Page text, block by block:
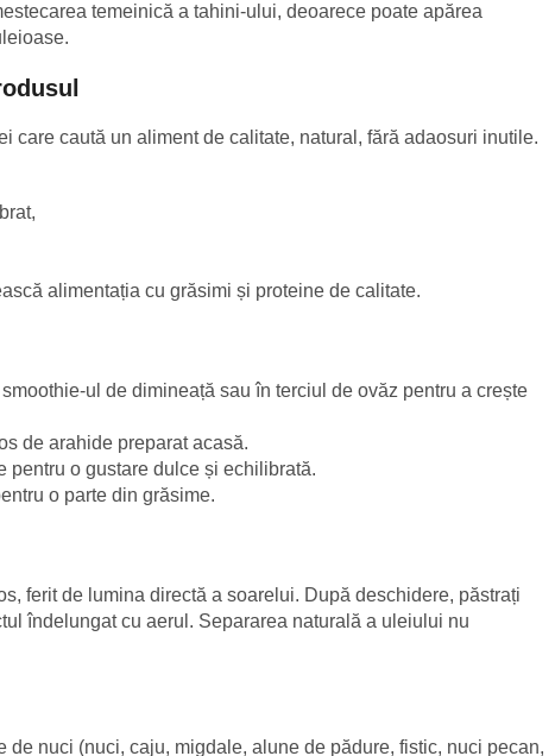
temeinică a tahini-ului, deoarece poate apărea
care caută un aliment de calitate, natural, fără adaosuri inutile.
alimentația cu grăsimi și proteine de calitate.
ul de dimineață sau în terciul de ovăz pentru a crește
de arahide preparat acasă.
pentru o gustare dulce și echilibrată.
o parte din grăsime.
ferit de lumina directă a soarelui. După deschidere, păstrați
îndelungat cu aerul. Separarea naturală a uleiului nu
de nuci (nuci, caju, migdale, alune de pădure, fistic, nuci pecan,